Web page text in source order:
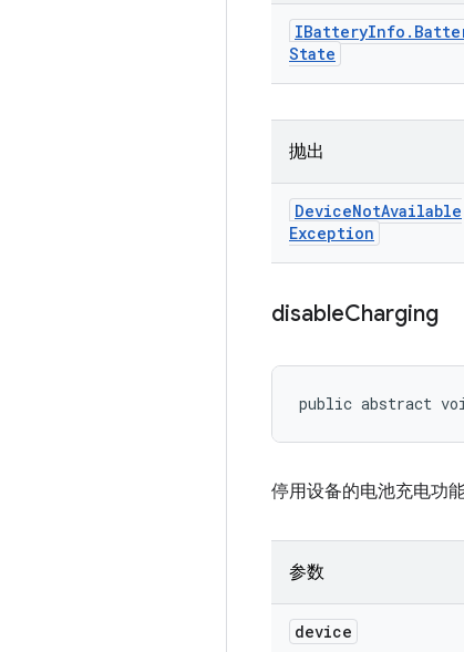
IBatteryInfo .
State
抛出
DeviceNotAvailable
Exception
disableCharging
public abstract
停用设备的电池充电功能
参数
device